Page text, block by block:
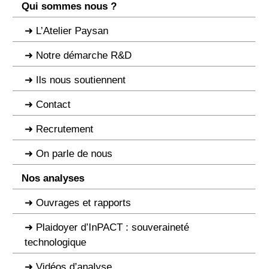
Qui sommes nous ?
L’Atelier Paysan
Notre démarche R&D
Ils nous soutiennent
Contact
Recrutement
On parle de nous
Nos analyses
Ouvrages et rapports
Plaidoyer d’InPACT : souveraineté
technologique